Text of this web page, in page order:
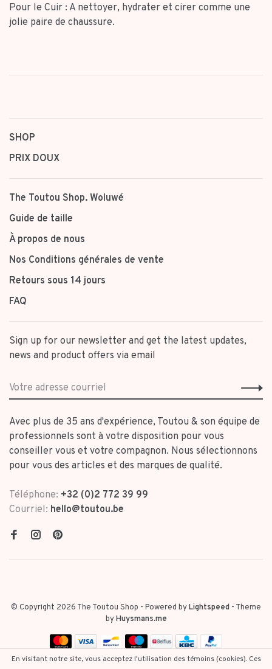
Pour le Cuir : A nettoyer, hydrater et cirer comme une
jolie paire de chaussure.
SHOP
PRIX DOUX
The Toutou Shop. Woluwé
Guide de taille
À propos de nous
Nos Conditions générales de vente
Retours sous 14 jours
FAQ
Sign up for our newsletter and get the latest updates,
news and product offers via email
Avec plus de 35 ans d'expérience, Toutou & son équipe de
professionnels sont à votre disposition pour vous
conseiller vous et votre compagnon. Nous sélectionnons
pour vous des articles et des marques de qualité.
Téléphone: +32 (0)2 772 39 99
Courriel: hello@toutou.be
© Copyright 2026 The Toutou Shop - Powered byLightspeed - Theme
byHuysmans.me
En visitant notre site, vous acceptez l'utilisation des témoins (cookies). Ces